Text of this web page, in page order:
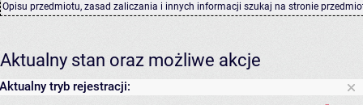
Opisu przedmiotu, zasad zaliczania i innych informacji szukaj na stronie
Aktualny stan oraz możliwe akcje
Aktualny tryb rejestracji: